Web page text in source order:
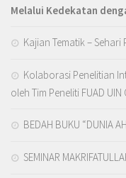
Melalui Kedekatan
Kajian Tematik – Sehari
Kolaborasi Penelitian
oleh Tim Peneliti FUAD UIN
BEDAH BUKU “DUNIA
SEMINAR